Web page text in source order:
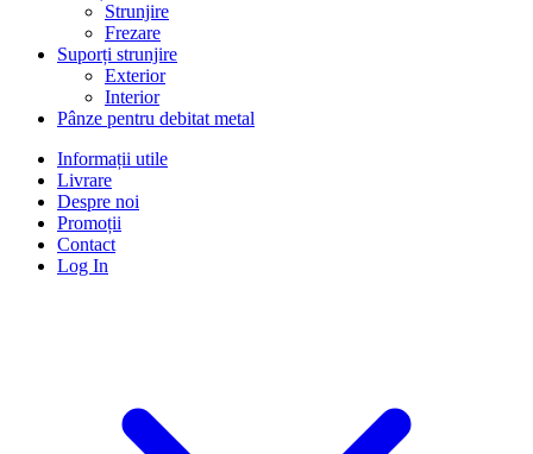
Strunjire
Frezare
Suporți strunjire
Exterior
Interior
Pânze pentru debitat metal
Informații utile
Livrare
Despre noi
Promoții
Contact
Log In